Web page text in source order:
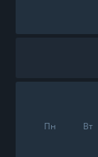
Пн Вт